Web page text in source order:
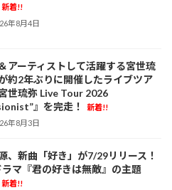
新着!!
年8月4日
アーティストして活躍する宮世琉
約2年ぶりに開催したライブツア
世琉弥 Live Tour 2026
』を完走！
新着!!
年8月3日
、新曲「好き」が7/29リリース！
マ『君の好きは無敵』の主題
新着!!